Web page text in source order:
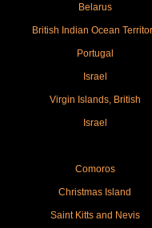
Belarus
British Indian Ocean
Portugal
Israel
Virgin Islands, British
Israel
Comoros
Christmas Island
Saint Kitts and Nevis